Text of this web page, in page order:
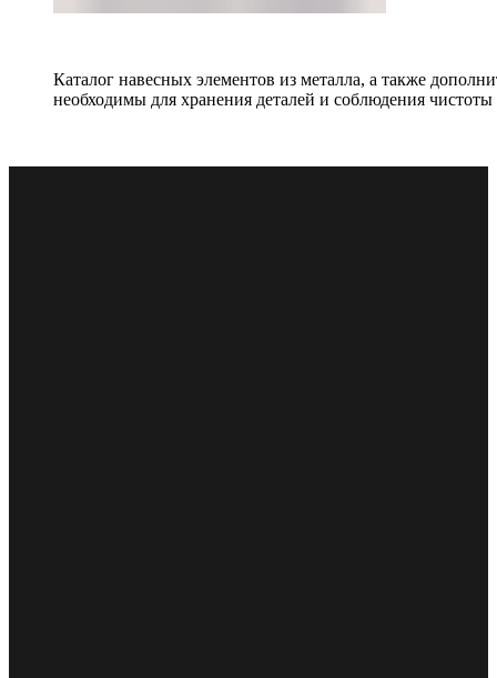
Каталог навесных элементов из металла, а также
необходимы для хранения деталей и соблюдения чистоты